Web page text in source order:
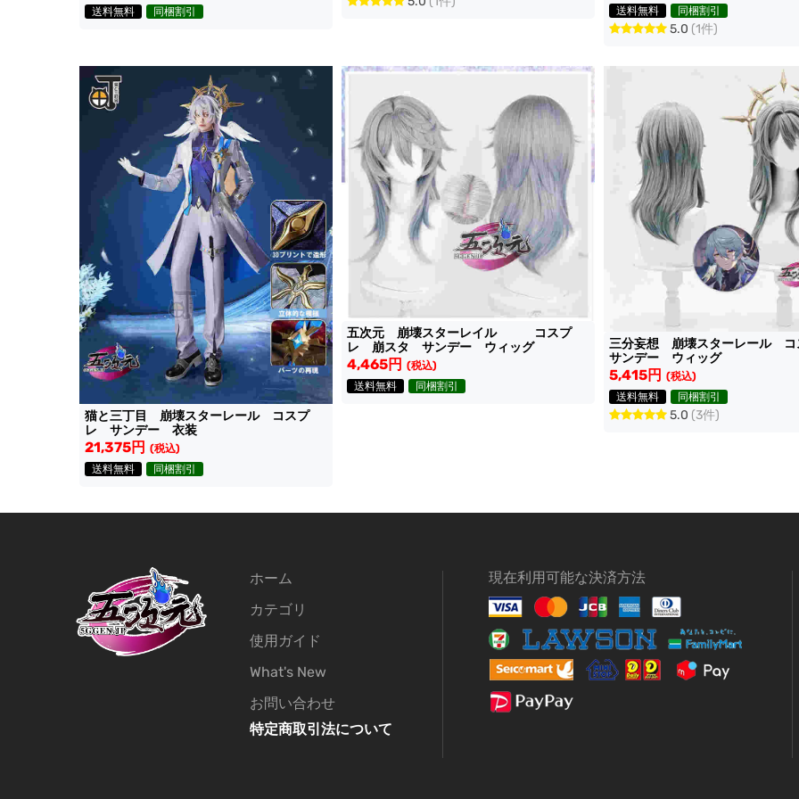
送料無料 同梱割引 送料無料 同梱割引
5.0 (1件)
猫と三丁目 崩壊スターレール コスプ
レ サンデー 衣装
21,375円 (税込)
送料無料
同梱割引
五次元 崩壊スターレイル コスプ
レ 崩スタ サンデー ウィッグ
4,465円 (税込)
送料無料
同梱割引
三分妄想 崩壊スターレール
サンデー ウィッグ
5,415円 (税込)
送料無料
同梱割引
5.0 (3件)
ホーム
カテゴリ
使用ガイド
What's New
お問い合わせ
特定商取引法について
現在利用可能な決済方法